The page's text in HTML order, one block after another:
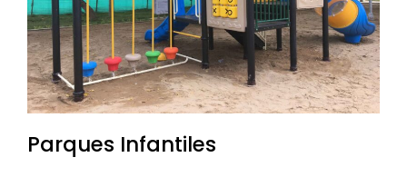
Parques Infantiles